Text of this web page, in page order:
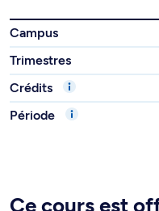
Campus
Trimestres
Crédits
Période
Ce cours est